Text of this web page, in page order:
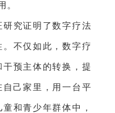
。
究证明了数字疗法
不仅如此，数字疗
预主体的转换，提
己家里，用一台平
和青少年群体中，